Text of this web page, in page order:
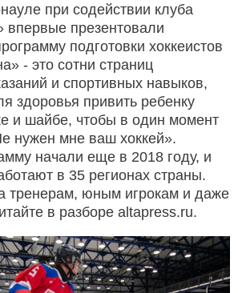
при содействии клуба
впервые презентовали
подготовки хоккеистов
- это сотни страниц
и спортивных навыков,
здоровья привить ребенку
и шайбе, чтобы в один момент
нужен мне ваш хоккей».
начали еще в 2018 году, и
в 35 регионах страны.
тренерам, юным игрокам и даже
в разборе altapress.ru.